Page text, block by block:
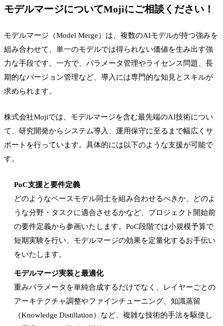
モデルマージについてMojiにご相談ください！
モデルマージ（Model Merge）は、複数のAIモデルが持つ強みを
組み合わせて、単一のモデルでは得られない価値を生み出す強
力な手段です。一方で、パラメータ管理やライセンス問題、長
期的なバージョン管理など、導入には専門的な知見とスキルが
求められます。
株式会社Mojiでは、モデルマージを含む最先端のAI技術につい
て、研究開発からシステム導入、運用保守に至るまで幅広くサ
ポートを行っています。具体的には以下のような支援が可能で
す。
PoC支援と要件定義
どのようなベースモデル同士を組み合わせるべきか、どのよ
うな分野・タスクに適合させるかなど、プロジェクト開始前
の要件定義から参画いたします。PoC段階では小規模予算で
短期実験を行い、モデルマージの効果を定量化するお手伝い
をいたします。
モデルマージ実装と最適化
重みパラメータを単純合成するだけでなく、レイヤーごとの
アーキテクチャ調整やファインチューニング、知識蒸留
（Knowledge Distillation）など、複雑な技術的手法を駆使し